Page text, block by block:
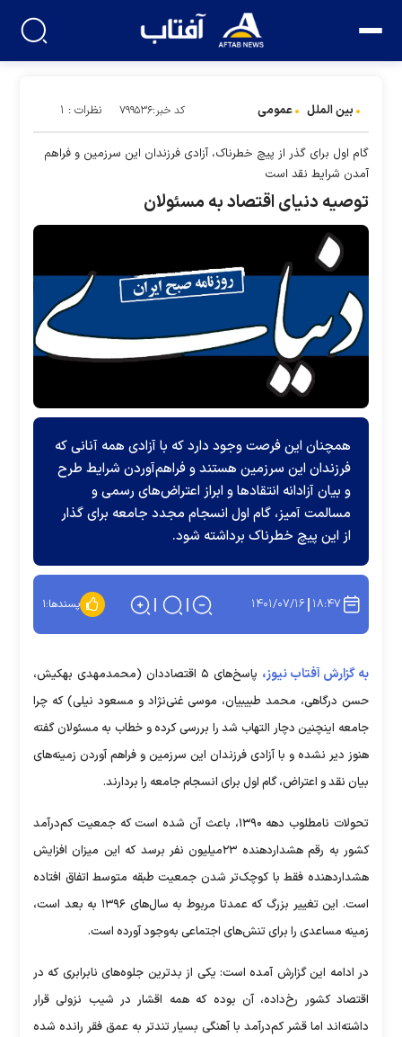
بین الملل عمومی کد خبر:۷۹۹۵۳۶ نظرات : ۱
گام اول برای گذر از پیچ خطرناک، آزادی فرزندان این سرزمین و فراهم
آمدن شرایط نقد است
توصیه دنیای اقتصاد به مسئولان
همچنان این فرصت وجود دارد که با آزادی همه آنانی که
فرزندان این سرزمین هستند و فراهم‌آوردن شرایط طرح
و بیان آزادانه انتقاد‌ها و ابراز اعتراض‌های رسمی و
مسالمت آمیز، گام اول انسجام مجدد جامعه برای گذار
از این پیچ خطرناک برداشته شود.
۱۸:۴۷ ۱۴۰۱/۰۷/۱۶ پسندها:۱
به گزارش آفتاب نیوز،
پاسخ‌های ۵ اقتصاددان (محمدمهدی بهکیش،
حسن درگاهی، محمد طبیبیان، موسی غنی‌‌نژاد و مسعود نیلی) که چرا
جامعه اینچنین دچار التهاب شد را بررسی کرده و خطاب به مسئولان گفته
هنوز دیر نشده و با آزادی فرزندان این سرزمین و فراهم آوردن زمینه‌‌های
بیان نقد و اعتراض، گام اول برای انسجام جامعه را بردارند.
تحولات نامطلوب دهه ۱۳۹۰، باعث آن شده است که جمعیت کم‌‌‌‌‌‌درآمد
کشور به رقم هشداردهنده ۲۳‌میلیون نفر برسد که این میزان افزایش
هشداردهنده فقط با کوچک‌تر شدن جمعیت طبقه متوسط اتفاق افتاده
است. این تغییر بزرگ که عمدتا مربوط به سال‌های ۱۳۹۶ به بعد است،
زمینه مساعدی را برای تنش‌های اجتماعی به‌وجود آورده است.
در ادامه این گزارش آمده است: یکی از بدترین جلوه‌‌‌‌‌‌های نابرابری که در
اقتصاد کشور رخ‌داده، آن بوده که همه اقشار در شیب نزولی قرار
داشته‌‌‌‌‌‌اند اما قشر کم‌‌‌‌‌‌درآمد با آهنگی بسیار تندتر به عمق فقر رانده شده